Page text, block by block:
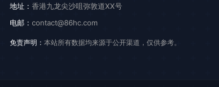
地址： 香港九龙尖沙咀弥敦道XX号
电邮： contact@86hc.com
免责声明： 本站所有数据均来源于公开渠道，仅供参考。